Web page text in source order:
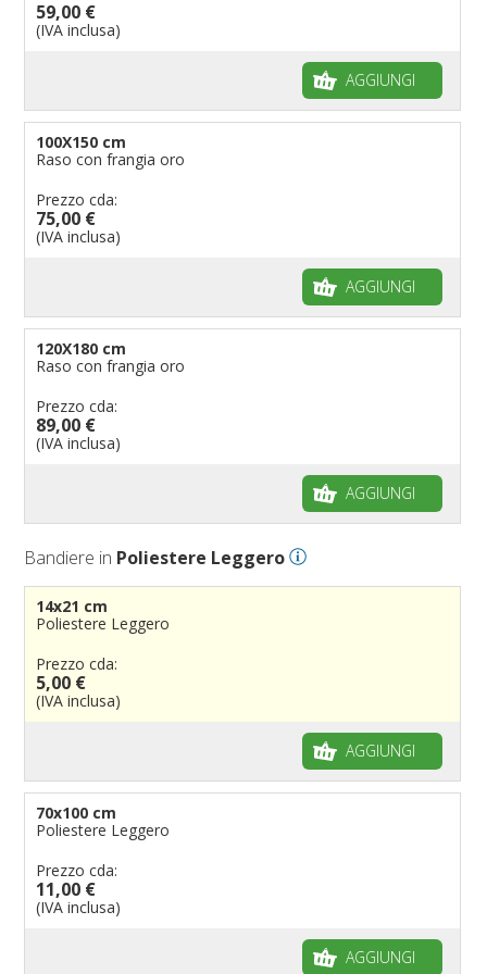
Bandiere per musicisti
pennoni per bandiere
59,00 €
(IVA inclusa)
AGGIUNGI
100X150 cm
Raso con frangia oro
Prezzo cda:
75,00 €
(IVA inclusa)
AGGIUNGI
120X180 cm
Raso con frangia oro
Prezzo cda:
89,00 €
(IVA inclusa)
AGGIUNGI
Bandiere in Poliestere Leggero
14x21 cm
Poliestere Leggero
Prezzo cda:
5,00 €
(IVA inclusa)
AGGIUNGI
70x100 cm
Poliestere Leggero
Prezzo cda:
11,00 €
(IVA inclusa)
AGGIUNGI